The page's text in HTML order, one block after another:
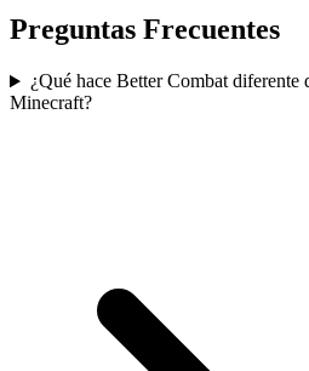
Preguntas Frecuentes
¿Qué hace Better Combat diferente
Minecraft?